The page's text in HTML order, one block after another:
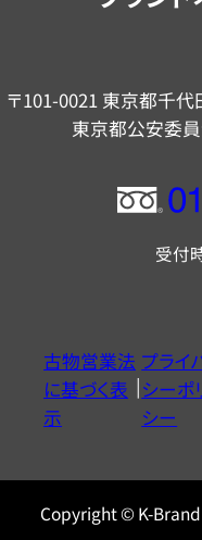
〒101-0021 東京都千
東京都公安委
フ
ー
ヤ
ル
受付
古物営業法
に基づく表
示
プライ
シーポ
シー
Copyright © K-